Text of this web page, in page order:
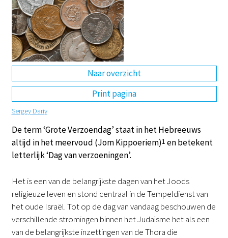
Naar overzicht
Print pagina
Sergey Dariy
De term ‘Grote Verzoendag’ staat in het Hebreeuws
altijd in het meervoud (Jom Kippoeriem)1 en betekent
letterlijk ‘Dag van verzoeningen’.
Het is een van de belangrijkste dagen van het Joods
religieuze leven en stond centraal in de Tempeldienst van
het oude Israël. Tot op de dag van vandaag beschouwen de
verschillende stromingen binnen het Judaïsme het als een
van de belangrijkste inzettingen van de Thora die
DE EN